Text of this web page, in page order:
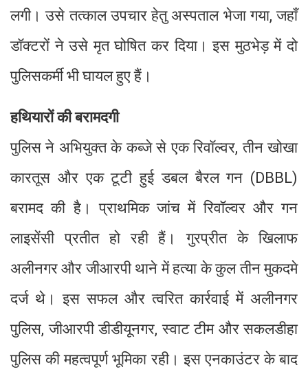
लगी। उसे तत्काल उपचार हेतु अस्पताल भेजा गया, जहाँ
डॉक्टरों ने उसे मृत घोषित कर दिया। इस मुठभेड़ में दो
पुलिसकर्मी भी घायल हुए हैं।
हथियारों की बरामदगी
पुलिस ने अभियुक्त के कब्जे से एक रिवॉल्वर, तीन खोखा
कारतूस और एक टूटी हुई डबल बैरल गन (DBBL)
बरामद की है। प्राथमिक जांच में रिवॉल्वर और गन
लाइसेंसी प्रतीत हो रही हैं। गुरप्रीत के खिलाफ
अलीनगर और जीआरपी थाने में हत्या के कुल तीन मुकदमे
दर्ज थे। इस सफल और त्वरित कार्रवाई में अलीनगर
पुलिस, जीआरपी डीडीयूनगर, स्वाट टीम और सकलडीहा
पुलिस की महत्वपूर्ण भूमिका रही। इस एनकाउंटर के बाद